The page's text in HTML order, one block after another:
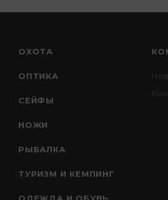
ОХОТА
ОПТИКА
СЕЙФЫ
НОЖИ
РЫБАЛКА
ТУРИЗМ И КЕМПИНГ